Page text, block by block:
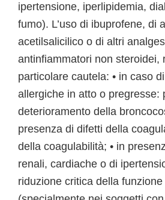
ipertensione, iperlipidemia,
fumo). L’uso di ibuprofene, di
acetilsalicilico o di altri
antinfiammatori non steroidei,
particolare cautela: • in caso
allergiche in atto o pregresse:
deterioramento della
presenza di difetti della
della coagulabilità; • in
renali, cardiache o di
riduzione critica della